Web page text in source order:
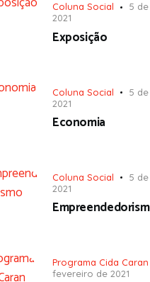
Coluna Social
5
2021
Exposição
Coluna Social
5
2021
Economia
Coluna Social
5
2021
Programa Cida Caran
fevereiro de 2021